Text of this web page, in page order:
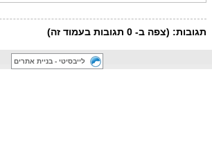
לייבסיטי - בניית אתרים